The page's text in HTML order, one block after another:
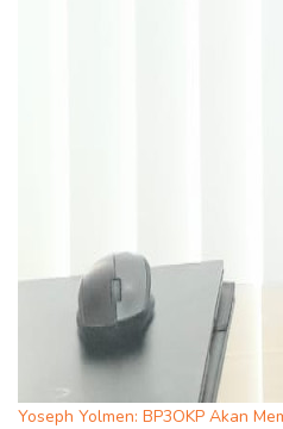
Yoseph Yolmen: BP3OKP Akan